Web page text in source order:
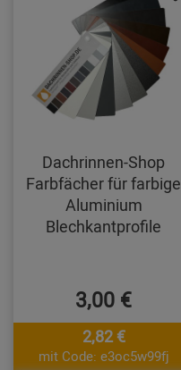
Dachrinnen-Shop
Farbfächer für farbige
Aluminium
Blechkantprofile
3,00 €
2,82 €
mit Code: e3oc5w99fj